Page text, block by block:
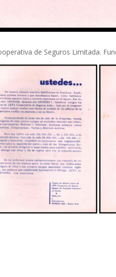
de Seguros Limitada.